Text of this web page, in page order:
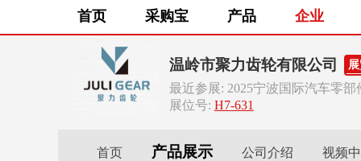
首页 采购宝 产品 企业
温岭市聚力齿轮有限公司
最近参展: 2025宁波国际汽车零
展位号: H7-631
首页 产品展示 公司介绍 视频